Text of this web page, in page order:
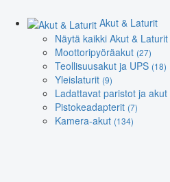
Akut & Laturit
Näytä kaikki Akut & Laturit
Moottoripyöräakut (27)
Teollisuusakut ja UPS (18)
Yleislaturit (9)
Ladattavat paristot ja akut
Pistokeadapterit (7)
Kamera-akut (134)